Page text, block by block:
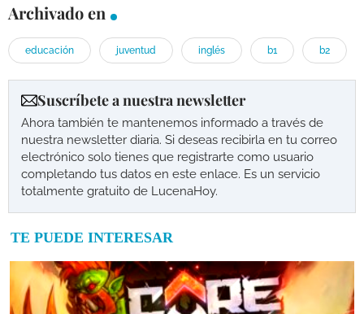
Archivado en
educación juventud inglés b1 b2
Suscríbete a nuestra newsletter
Ahora también te mantenemos informado a través de
nuestra newsletter diaria. Si deseas recibirla en tu correo
electrónico solo tienes que registrarte como usuario
completando tus datos en este enlace. Es un servicio
totalmente gratuito de LucenaHoy.
TE PUEDE INTERESAR